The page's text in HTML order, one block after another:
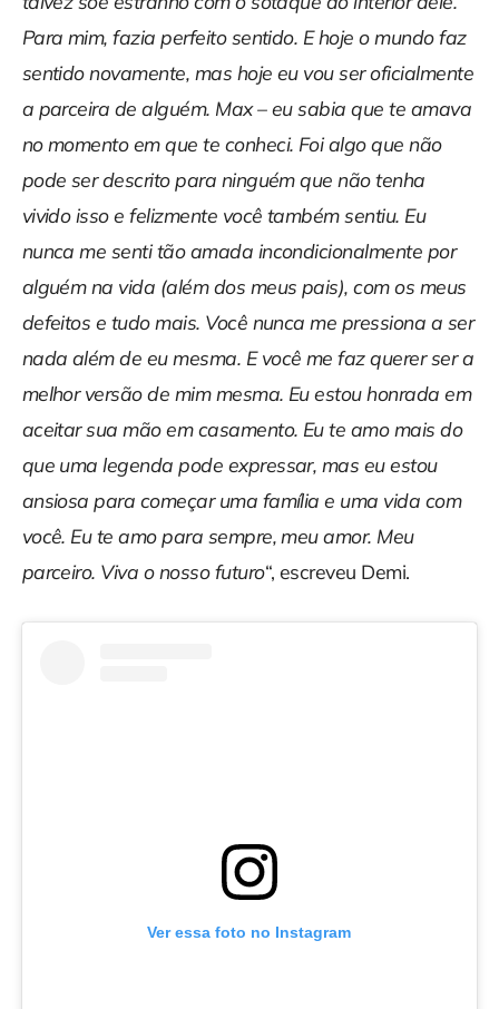
Para mim, fazia perfeito sentido. E hoje o mundo faz
sentido novamente, mas hoje eu vou ser oficialmente
a parceira de alguém. Max – eu sabia que te amava
no momento em que te conheci. Foi algo que não
pode ser descrito para ninguém que não tenha
vivido isso e felizmente você também sentiu. Eu
nunca me senti tão amada incondicionalmente por
alguém na vida (além dos meus pais), com os meus
defeitos e tudo mais. Você nunca me pressiona a ser
nada além de eu mesma. E você me faz querer ser a
melhor versão de mim mesma. Eu estou honrada em
aceitar sua mão em casamento. Eu te amo mais do
que uma legenda pode expressar, mas eu estou
ansiosa para começar uma família e uma vida com
você. Eu te amo para sempre, meu amor. Meu
parceiro. Viva o nosso futuro“, escreveu Demi.
Ver essa foto no Instagram